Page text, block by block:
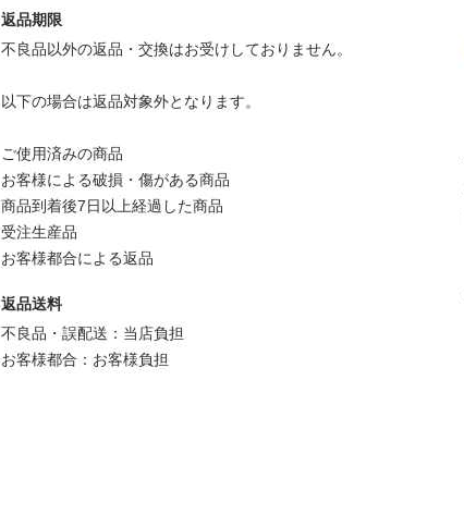
返品期限
不良品以外の返品・交換はお受けしておりません。
以下の場合は返品対象外となります。
ご使用済みの商品
お客様による破損・傷がある商品
商品到着後7日以上経過した商品
受注生産品
お客様都合による返品
返品送料
不良品・誤配送：当店負担
お客様都合：お客様負担